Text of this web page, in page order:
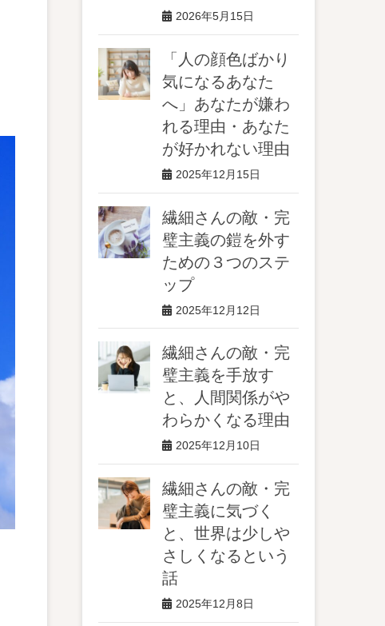
2026年5月15日
「人の顔色ばかり
気になるあなた
へ」あなたが嫌わ
れる理由・あなた
が好かれない理由
2025年12月15日
繊細さんの敵・完
璧主義の鎧を外す
ための３つのステ
ップ
2025年12月12日
繊細さんの敵・完
璧主義を手放す
と、人間関係がや
わらかくなる理由
2025年12月10日
繊細さんの敵・完
璧主義に気づく
と、世界は少しや
さしくなるという
話
2025年12月8日